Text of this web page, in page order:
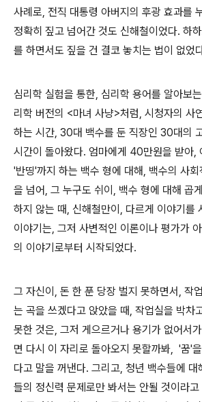
사례로, 전직 대통령 아버지의 후광 효과를
정확히 짚고 넘어간 것도 신해철이었다. 하
를 하면서도 짚을 건 결코 놓치는 법이 없었
심리학 실험을 통한, 심리학 용어를 알아보
리학 버전의 <마녀 사냥>처럼, 시청자의 사
하는 시간, 30대 백수를 둔 직장인 30대의
시간이 돌아왔다. 엄마에게 40만원을 받아,
'반띵'까지 하는 백수 형에 대해, 백수의 사
을 넘어, 그 누구도 쉬이, 백수 형에 대해 곱
하지 않는 때, 신해철만이, 다르게 이야기를
이야기는, 그저 사변적인 이론이나 평가가
의 이야기로부터 시작되었다.
그 자신이, 돈 한 푼 당장 벌지 못하면서, 작
는 곡을 쓰겠다고 앉았을 때, 작업실을 박차
못한 것은, 그저 게으르거나 용기가 없어서
면 다시 이 자리로 돌아오지 못할까봐, '꿈'
다고 말을 꺼낸다. 그리고, 청년 백수들에 대
들의 정신력 문제로만 봐서는 안될 것이라